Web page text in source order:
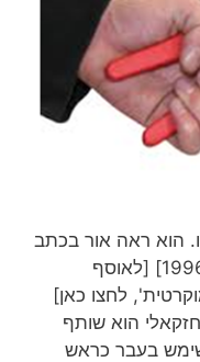
ראה אור בכתב
העת מראות המשטרה, בדצמבר 1996] [לאוסף
לחצו כאן]
הוא שותף
בעבר כראש